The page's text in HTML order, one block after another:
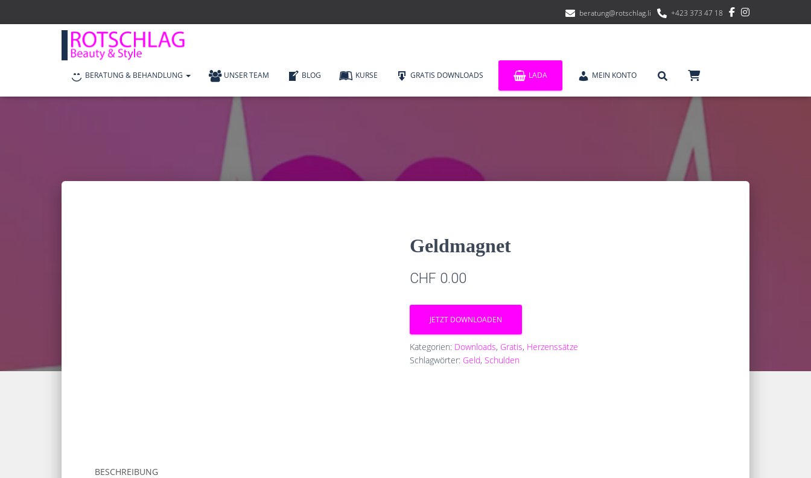
beratung@rotschlag.li +423 373 47 18
BERATUNG & BEHANDLUNG UNSER TEAM BLOG KURSE GRATIS DOWNLOADS LADA MEIN KONTO
Geldmagnet
CHF 0.00
JETZT DOWNLOADEN
Kategorien: Downloads, Gratis, Herzenssätze
Schlagwörter: Geld, Schulden
BESCHREIBUNG